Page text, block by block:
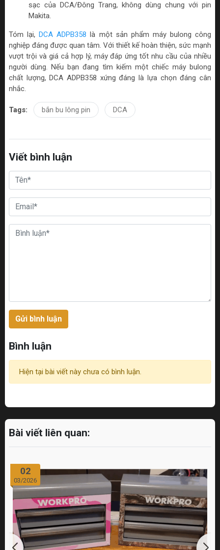
sạc của DCA/Đông Trang, không dùng chung với pin
Makita.
Tóm lại,DCA ADPB358 là một sản phẩm máy bulong công
nghiệp đáng được quan tâm. Với thiết kế hoàn thiện, sức mạnh
vượt trội và giá cả hợp lý, máy đáp ứng tốt nhu cầu của nhiều
người dùng. Nếu bạn đang tìm kiếm một chiếc máy bulong
chất lượng, DCA ADPB358 xứng đáng là lựa chọn đáng cân
nhắc.
Tags: bắn bu lông pin DCA
Viết bình luận
Gửi bình luận
Bình luận
Hiện tại bài viết này chưa có bình luận.
Bài viết liên quan:
02
03/2026